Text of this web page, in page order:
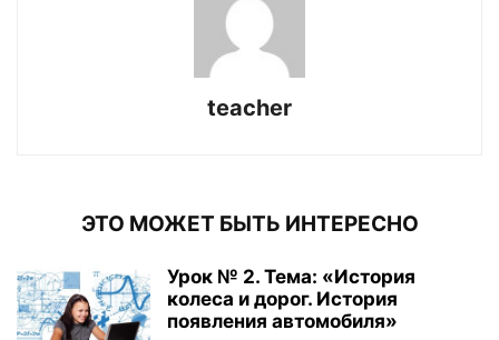
teacher
ЭТО МОЖЕТ БЫТЬ ИНТЕРЕСНО
Урок № 2. Тема: «История
колеса и дорог. История
появления автомобиля»